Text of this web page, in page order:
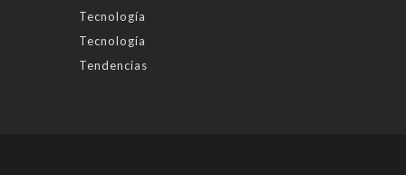
Tecnología
Tecnología
Tendencias